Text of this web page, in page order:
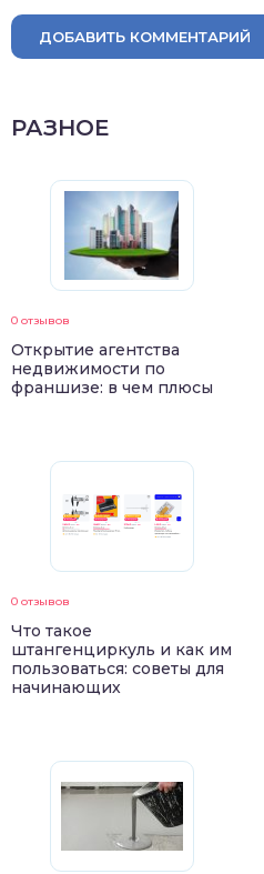
ДОБАВИТЬ КОММЕНТАРИЙ
РАЗНОЕ
0 отзывов
Открытие агентства
недвижимости по
франшизе: в чем плюсы
0 отзывов
Что такое
штангенциркуль и как им
пользоваться: советы для
начинающих